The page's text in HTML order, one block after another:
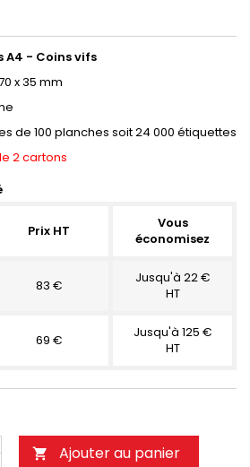
A4 - Coins vifs
x 35 mm
de 100 planches soit 24 000 étiquettes
2 cartons
Prix HT
Vous
économisez
83 €
Jusqu'à 22 €
HT
69 €
Jusqu'à 125 €
HT
 Ajouter au panier